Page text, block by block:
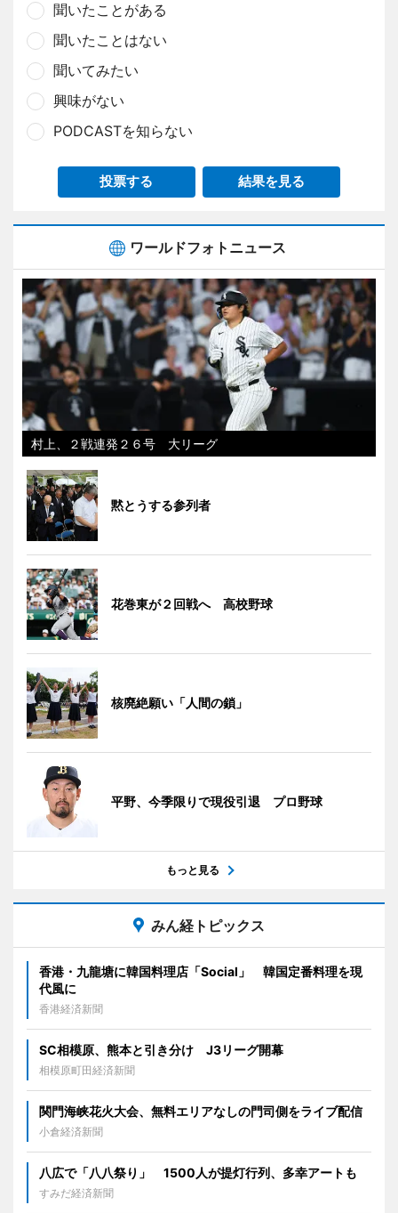
聞いたことがある
聞いたことはない
聞いてみたい
興味がない
PODCASTを知らない
投票する 結果を見る
ワールドフォトニュース
村上、２戦連発２６号 大リーグ
黙とうする参列者
花巻東が２回戦へ 高校野球
核廃絶願い「人間の鎖」
平野、今季限りで現役引退 プロ野球
もっと見る
みん経トピックス
香港・九龍塘に韓国料理店「Social」 韓国定番料理を現
代風に
香港経済新聞
SC相模原、熊本と引き分け J3リーグ開幕
相模原町田経済新聞
関門海峡花火大会、無料エリアなしの門司側をライブ配信
小倉経済新聞
八広で「八八祭り」 1500人が提灯行列、多幸アートも
すみだ経済新聞